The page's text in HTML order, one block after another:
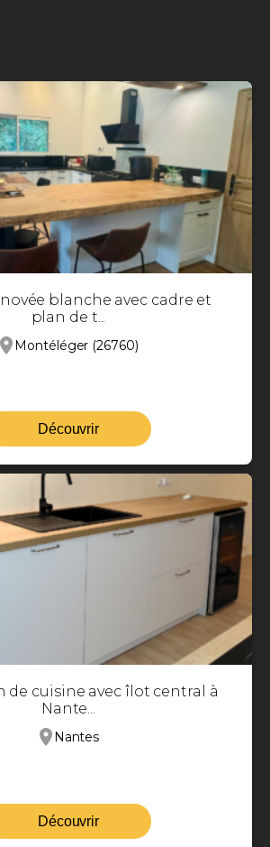
blanche avec cadre et
plan de t...
Montéléger (26760)
Découvrir
de cuisine avec îlot central à
Nante...
Nantes
Découvrir